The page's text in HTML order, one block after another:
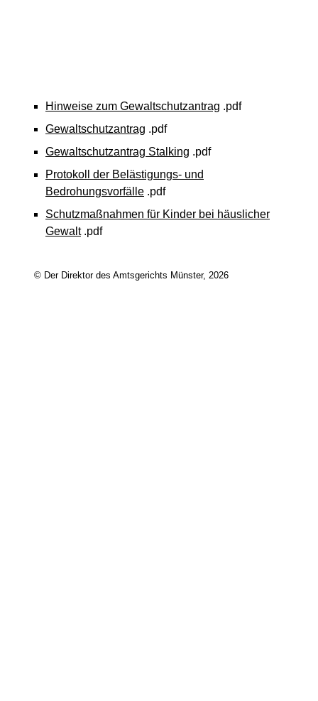
Hinweise zum Gewaltschutzantrag .pdf
Gewaltschutzantrag .pdf
Gewaltschutzantrag Stalking .pdf
Protokoll der Belästigungs- und
Bedrohungsvorfälle .pdf
Schutzmaßnahmen für Kinder bei häuslicher
Gewalt .pdf
© Der Direktor des Amtsgerichts Münster, 2026